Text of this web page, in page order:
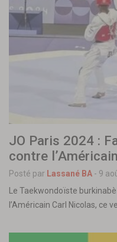
JO Paris 2024 :
contre
Posté par Lassané BA - 9
Le Taekwondoïste
l’Américain Carl Nicolas, ce